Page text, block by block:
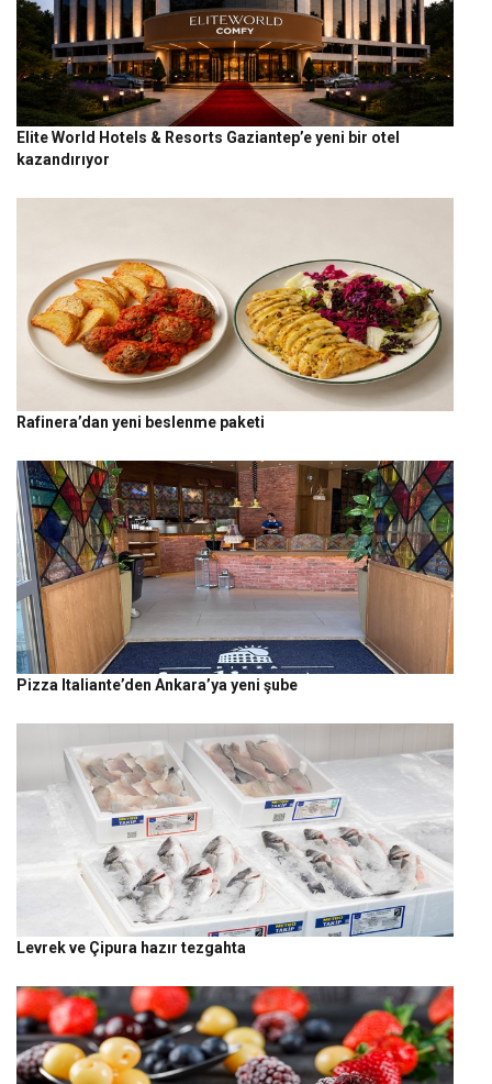
Elite World Hotels & Resorts Gaziantep’e yeni bir otel
kazandırıyor
Rafinera’dan yeni beslenme paketi
Pizza Italiante’den Ankara’ya yeni şube
Levrek ve Çipura hazır tezgahta